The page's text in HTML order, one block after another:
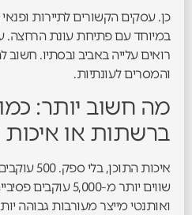
כן. עסקים הקשורים לתיירות ופנאי
במיוחד עם פתיחת עונת הרחצה.
רואים עלייה באביב ובסתיו.
והמסרים לעונתיות.
מה חשוב יותר:
ברשתות או איכות
איכות
שווים יותר מ-5,000
ואותנטי מייצר מעורבות גבוהה